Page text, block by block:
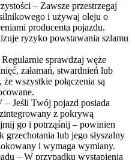
– Zawsze przestrzegaj
i używaj oleju o
producenta pojazdu.
ryzyko powstawania szlamu
sprawdzaj węże
załamań, stwardnień lub
wszystkie połączenia są
– Jeśli Twój pojazd posiada
z pokrywą
go i potrząśnij – powinien
grzechotania lub jego słyszalny
i wymaga wymiany.
– W przypadku wystąpienia